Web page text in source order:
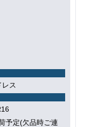
レス
予定(欠品時ご連